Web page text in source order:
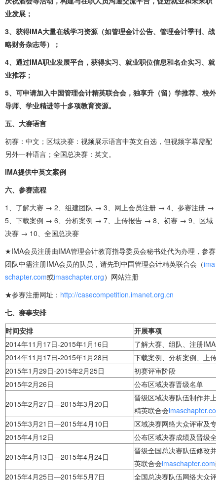
业发展；
3、获得IMA大量在线学习资源（如管理会计公告、管理会计季刊、战
略财务杂志等）；
4、通过IMA职业发展平台，获得实习、就业职位信息和名企实习、就
业推荐；
5、可申请加入中国管理会计精英联合会，独享升（留）学推荐、校外
导师、学业精进等十多项教育资源。
五、大赛语言
初赛：中文；区域决赛：视频展示语言中英文自选，但视频字幕需配
另外一种语言；全国总决赛：英文。
IMA提供中英文案例
六、参赛流程
1、了解大赛 → 2、组建团队 → 3、网上会员注册 → 4、参赛注册 →
5、下载案例 → 6、分析案例 → 7、上传报告 → 8、初赛 → 9、区域
决赛 → 10、全国总决赛
★IMA会员注册由IMA管理会计教育指导委员会秘书处代为办理，参赛
团队中需注册IMA会员的队员，请先到中国管理会计精英联合会（ima
schapter.com或imaschapter.org）网站注册
★参赛注册网址： http://casecompetition.imanet.org.cn
七、赛事安排
时间安排
开展事项
2014年11月17日-2015年1月16日
了解大赛、组队、注册IMA
2014年11月17日-2015年1月28日
下载案例、分析案例、上传
2015年1月29日-2015年2月25日
初赛评审阶段
2015年2月26日
公布区域决赛晋级名单
2015年2月27日—2015年3月20日
晋级区域决赛队伍制作并上
精英联合会
2015年3月21日—2015年4月10日
区域决赛网络大众评审及专
2015年4月12日
公布区域决赛成绩及晋级全
2015年4月13日—2015年4月24日
晋级全国总决赛队伍修改并
英联合会imaschapter.com
2015年4月25日—2015年5月7日
全国总决赛队伍网络大众评